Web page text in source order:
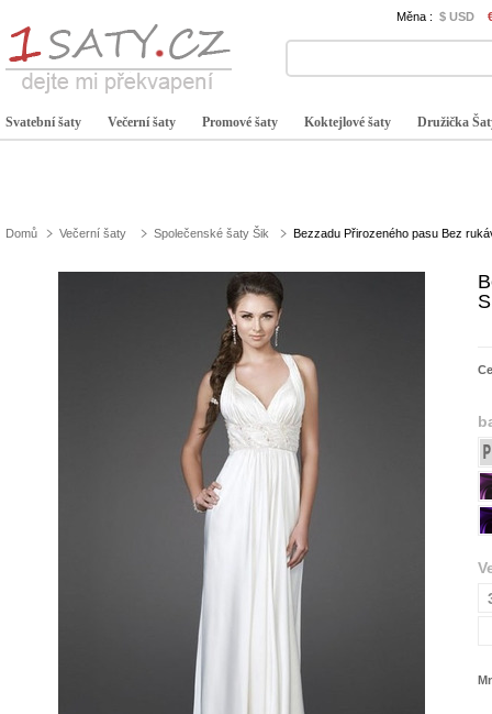
Měna : $ USD
Svatební šaty Večerní šaty Promové šaty Koktejlové šaty Družička
Domů Večerní šaty Společenské šaty Šik Bezzadu Přirozeného pasu Bez